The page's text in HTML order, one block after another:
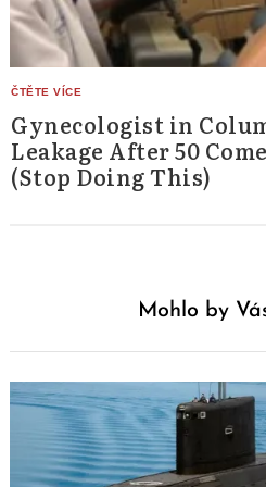
Gynecologist in
Leakage After 50
(Stop Doing This)
Mohlo by